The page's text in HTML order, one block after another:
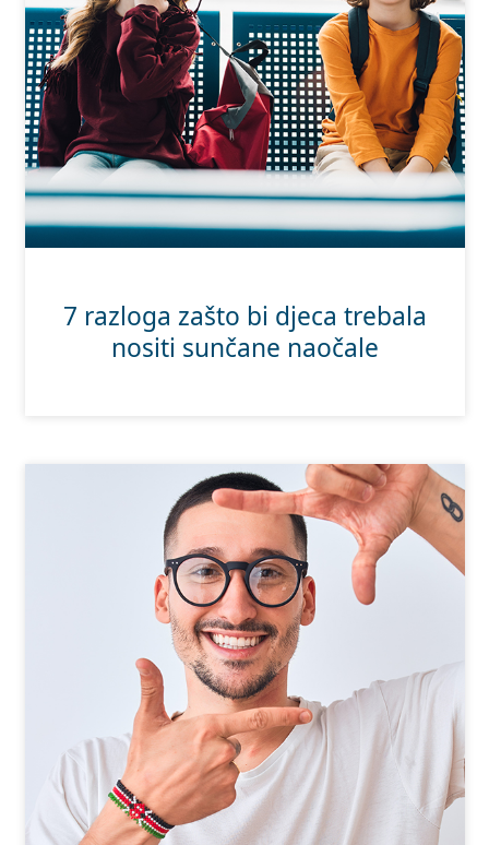
7 razloga zašto bi djeca trebala
nositi sunčane naočale